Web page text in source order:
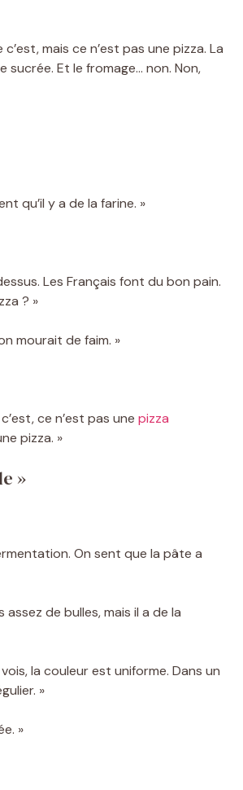
mais ce n’est pas une pizza. La
sucrée. Et le fromage… non. Non,
qu’il y a de la farine. »
Les Français font du bon pain.
? »
mourait de faim. »
ce n’est pas une pizza
pizza. »
»
On sent que la pâte a
de bulles, mais il a de la
la couleur est uniforme. Dans un
»
»